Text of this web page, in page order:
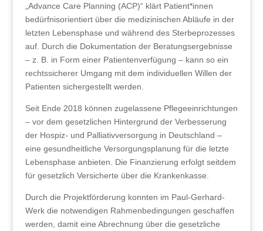
„Advance Care Planning (ACP)“ klärt Patient*innen
bedürfnisorientiert über die medizinischen Abläufe in der
letzten Lebensphase und während des Sterbeprozesses
auf. Durch die Dokumentation der Beratungsergebnisse
– z. B. in Form einer Patientenverfügung – kann so ein
rechtssicherer Umgang mit dem individuellen Willen der
Patienten sichergestellt werden.
Seit Ende 2018 können zugelassene Pflegeeinrichtungen
– vor dem gesetzlichen Hintergrund der Verbesserung
der Hospiz- und Palliativversorgung in Deutschland –
eine gesundheitliche Versorgungsplanung für die letzte
Lebensphase anbieten. Die Finanzierung erfolgt seitdem
für gesetzlich Versicherte über die Krankenkasse.
Durch die Projektförderung konnten im Paul-Gerhard-
Werk die notwendigen Rahmenbedingungen geschaffen
werden, damit eine Abrechnung über die gesetzliche